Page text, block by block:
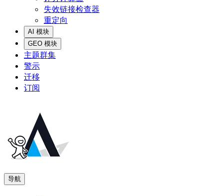
失效链接检查器
重定向
AI 模块
GEO 模块
主题群集
警示
迁移
订阅
导航